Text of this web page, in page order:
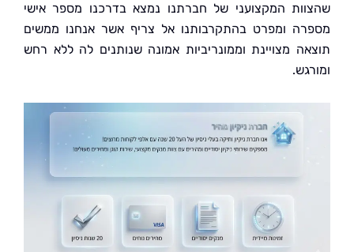
המקצועני של חברתנו נמצא בדרכנו מספר אישי
ומפרט בהתקרבותנו אל צריף אשר אנחנו ממשים
מצויינת וממונריביות אמונה שנותנים לה ללא רחש